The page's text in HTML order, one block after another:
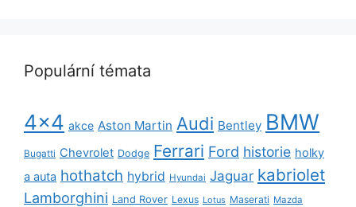
Populární témata
4x4 akce Aston Martin Audi Bentley BMW
Bugatti Chevrolet Dodge Ferrari Ford historie holky
a auta hothatch hybrid Hyundai Jaguar kabriolet
Lamborghini Land Rover Lexus Lotus Maserati Mazda